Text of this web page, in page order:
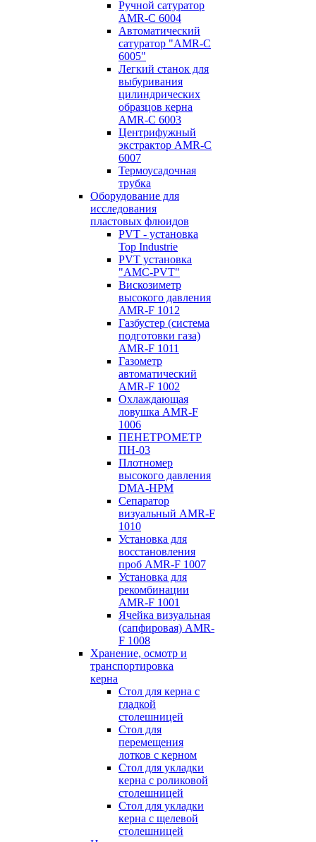
Ручной сатуратор
AMR-C 6004
Автоматический
сатуратор "AMR-C
6005"
Легкий станок для
выбуривания
цилиндрических
образцов керна
AMR-C 6003
Центрифужный
экстрактор AMR-C
6007
Термоусадочная
трубка
Оборудование для
исследования
пластовых флюидов
PVT - установка
Top Industrie
PVT установка
"AMC-PVT"
Вискозиметр
высокого давления
AMR-F 1012
Газбустер (система
подготовки газа)
AMR-F 1011
Газометр
автоматический
AMR-F 1002
Охлаждающая
ловушка AMR-F
1006
ПЕНЕТРОМЕТР
ПН-03
Плотномер
высокого давления
DMA-HPM
Сепаратор
визуальный AMR-F
1010
Установка для
восстановления
проб AMR-F 1007
Установка для
рекомбинации
AMR-F 1001
Ячейка визуальная
(сапфировая) AMR-
F 1008
Хранение, осмотр и
транспортировка
керна
Стол для керна с
гладкой
столешницей
Стол для
перемещения
лотков с керном
Стол для укладки
керна с роликовой
столешницей
Стол для укладки
керна с щелевой
столешницей